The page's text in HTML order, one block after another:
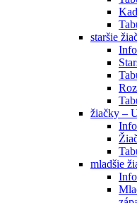
staršie
žiačky –
mladšie